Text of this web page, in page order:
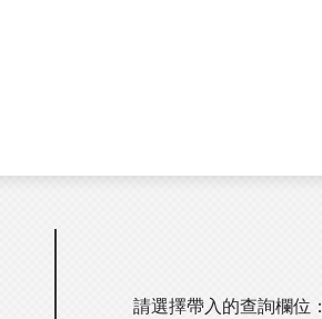
請選擇帶入的查詢欄位：